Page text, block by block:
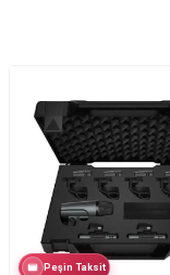
Peşin Taksit